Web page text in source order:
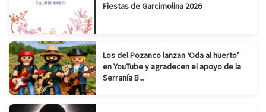
Fiestas de Garcimolina 2026
Los del Pozanco lanzan ‘Oda al huerto’
en YouTube y agradecen el apoyo de la
Serranía B...